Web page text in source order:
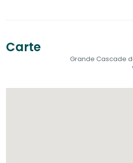
Carte
Grande Cascade